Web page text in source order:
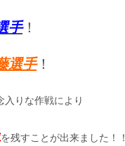
手！
選手！
りな作戦により
を残すことが出来ました！！